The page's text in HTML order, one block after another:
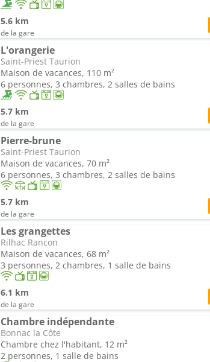
5.6 km
de la gare
L'orangerie
Saint-Priest Taurion
Maison de vacances, 110 m²
6 personnes, 3 chambres, 2 salles de bains
5.7 km
de la gare
Pierre-brune
Saint-Priest Taurion
Maison de vacances, 70 m²
6 personnes, 3 chambres, 2 salles de bains
5.7 km
de la gare
Les grangettes
Rilhac Rancon
Maison de vacances, 68 m²
3 personnes, 2 chambres, 1 salle de bains
6.1 km
de la gare
Chambre indépendante
Bonnac la Côte
Chambre chez l'habitant, 12 m²
2 personnes, 1 salle de bains